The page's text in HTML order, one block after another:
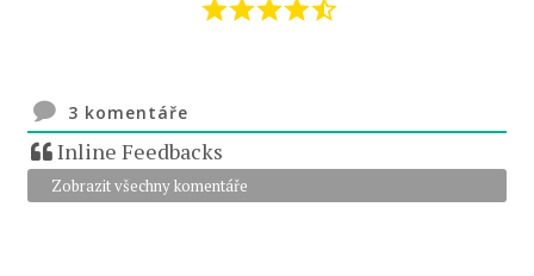
3 komentáře
Inline Feedbacks
Zobrazit všechny komentáře